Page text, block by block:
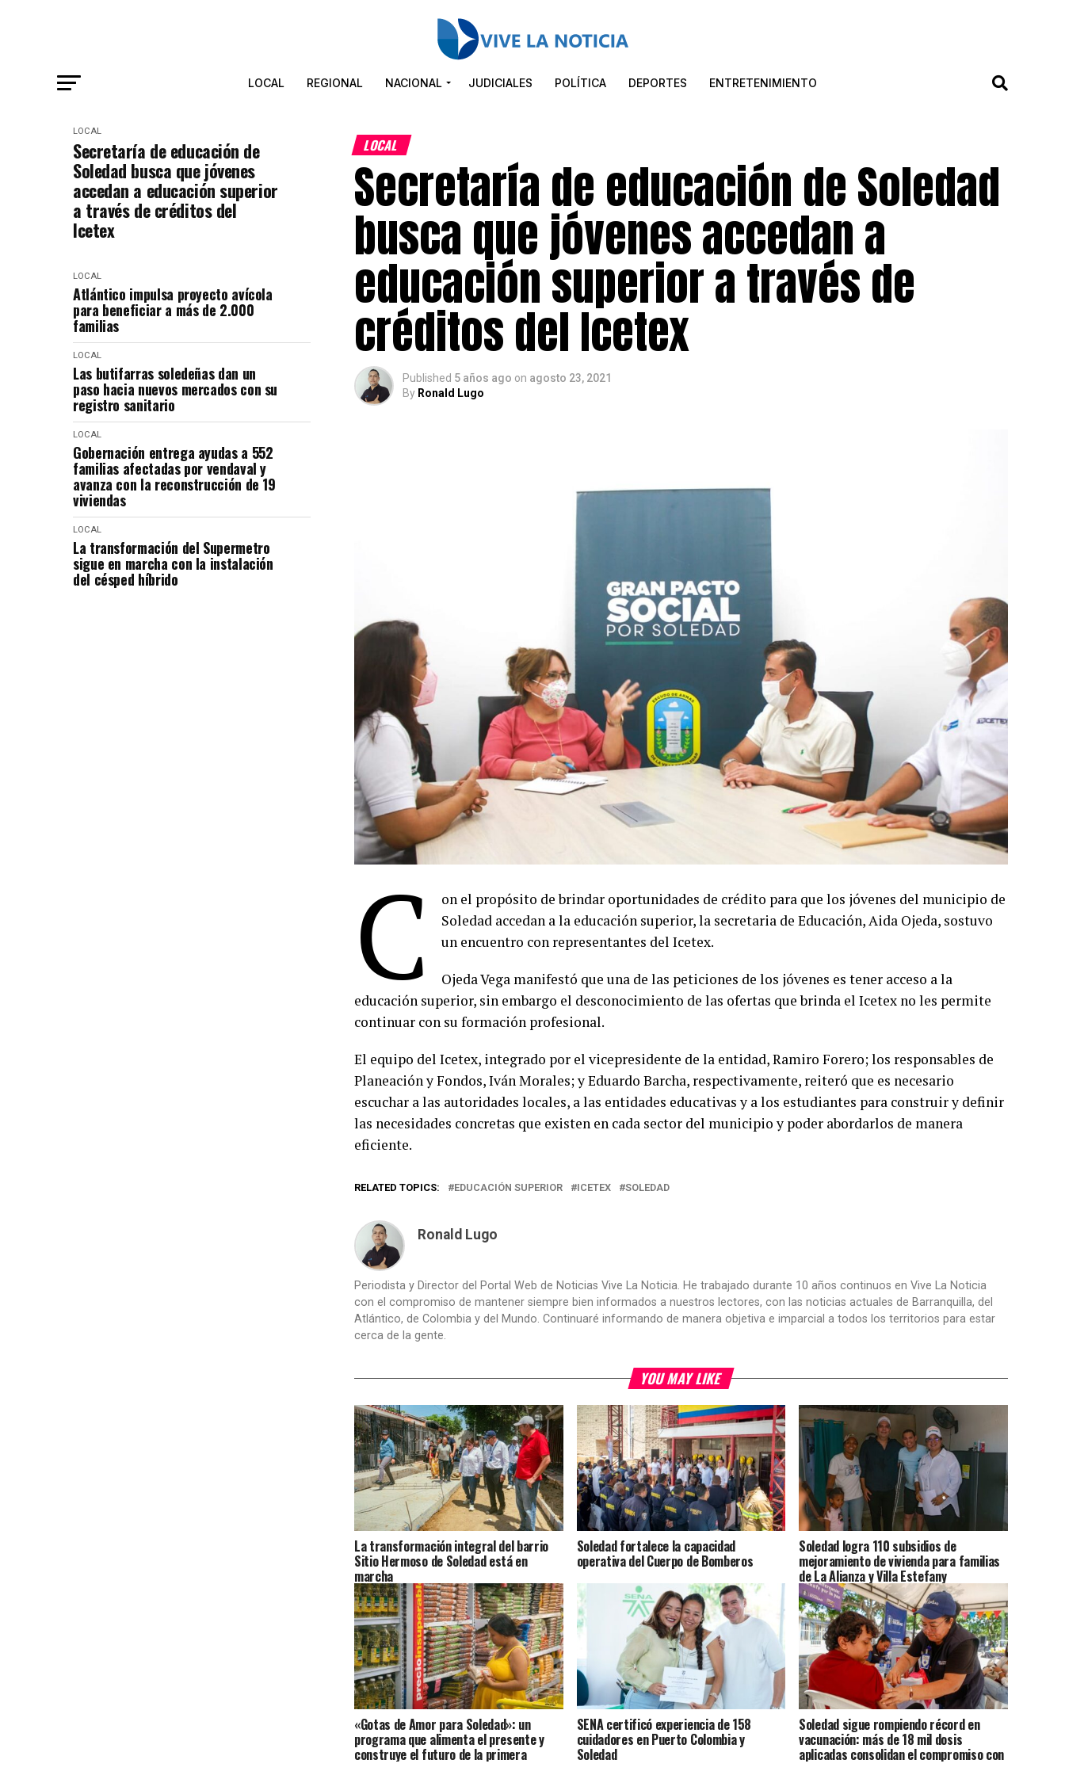
LOCAL REGIONAL NACIONAL JUDICIALES POLÍTICA DEPORTES ENTRETENIMIENTO
LOCAL
Secretaría de educación de
Soledad busca que jóvenes
accedan a educación superior
a través de créditos del
Icetex
LOCAL
Atlántico impulsa proyecto avícola
para beneficiar a más de 2.000
familias
LOCAL
Las butifarras soledeñas dan un
paso hacia nuevos mercados con su
registro sanitario
LOCAL
Gobernación entrega ayudas a 552
familias afectadas por vendaval y
avanza con la reconstrucción de 19
viviendas
LOCAL
La transformación del Supermetro
sigue en marcha con la instalación
del césped híbrido
LOCAL
Secretaría de educación de Soledad
busca que jóvenes accedan a
educación superior a través de
créditos del Icetex
Published 5 años ago on agosto 23, 2021
By Ronald Lugo
C
on el propósito de brindar oportunidades de crédito para que los jóvenes del municipio de
Soledad accedan a la educación superior, la secretaria de Educación, Aida Ojeda, sostuvo
un encuentro con representantes del Icetex.
Ojeda Vega manifestó que una de las peticiones de los jóvenes es tener acceso a la
educación superior, sin embargo el desconocimiento de las ofertas que brinda el Icetex no les permite
continuar con su formación profesional.
El equipo del Icetex, integrado por el vicepresidente de la entidad, Ramiro Forero; los responsables de
Planeación y Fondos, Iván Morales; y Eduardo Barcha, respectivamente, reiteró que es necesario
escuchar a las autoridades locales, a las entidades educativas y a los estudiantes para construir y definir
las necesidades concretas que existen en cada sector del municipio y poder abordarlos de manera
eficiente.
RELATED TOPICS: EDUCACIÓN SUPERIOR ICETEX SOLEDAD
Ronald Lugo
Periodista y Director del Portal Web de Noticias Vive La Noticia. He trabajado durante 10 años continuos en Vive La Noticia
con el compromiso de mantener siempre bien informados a nuestros lectores, con las noticias actuales de Barranquilla, del
Atlántico, de Colombia y del Mundo. Continuaré informando de manera objetiva e imparcial a todos los territorios para estar
cerca de la gente.
YOU MAY LIKE
La transformación integral del barrio
Sitio Hermoso de Soledad está en
marcha
Soledad fortalece la capacidad
operativa del Cuerpo de Bomberos
Soledad logra 110 subsidios de
mejoramiento de vivienda para familias
de La Alianza y Villa Estefany
«Gotas de Amor para Soledad»: un
programa que alimenta el presente y
construye el futuro de la primera
SENA certificó experiencia de 158
cuidadores en Puerto Colombia y
Soledad
Soledad sigue rompiendo récord en
vacunación: más de 18 mil dosis
aplicadas consolidan el compromiso con